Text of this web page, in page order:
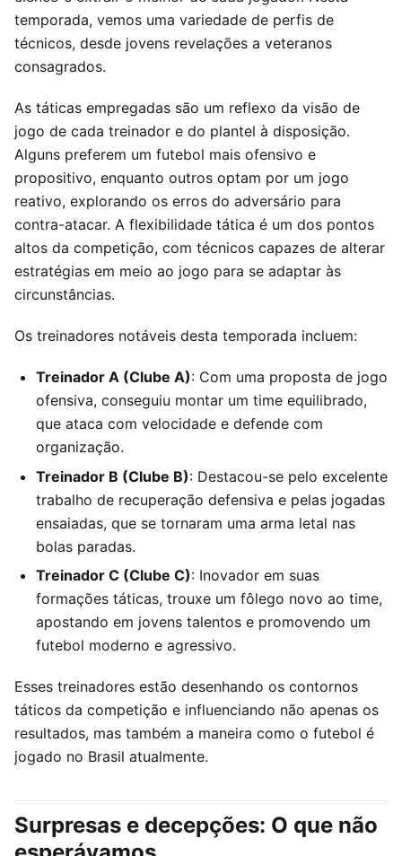
temporada, vemos uma variedade de perfis de
técnicos, desde jovens revelações a veteranos
consagrados.
As táticas empregadas são um reflexo da visão de
jogo de cada treinador e do plantel à disposição.
Alguns preferem um futebol mais ofensivo e
propositivo, enquanto outros optam por um jogo
reativo, explorando os erros do adversário para
contra-atacar. A flexibilidade tática é um dos pontos
altos da competição, com técnicos capazes de alterar
estratégias em meio ao jogo para se adaptar às
circunstâncias.
Os treinadores notáveis desta temporada incluem:
Treinador A (Clube A): Com uma proposta de jogo
ofensiva, conseguiu montar um time equilibrado,
que ataca com velocidade e defende com
organização.
Treinador B (Clube B): Destacou-se pelo excelente
trabalho de recuperação defensiva e pelas jogadas
ensaiadas, que se tornaram uma arma letal nas
bolas paradas.
Treinador C (Clube C): Inovador em suas
formações táticas, trouxe um fôlego novo ao time,
apostando em jovens talentos e promovendo um
futebol moderno e agressivo.
Esses treinadores estão desenhando os contornos
táticos da competição e influenciando não apenas os
resultados, mas também a maneira como o futebol é
jogado no Brasil atualmente.
Surpresas e decepções: O que não